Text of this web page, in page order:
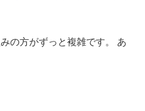
の方がずっと複雑です。 あ